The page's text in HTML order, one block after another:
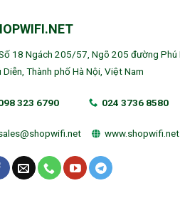
18 Ngách 205/57, Ngõ 205 đường Phú
Diễn, Thành phố Hà Nội, Việt Nam
323 6790 024 3736 8580
www.shopwifi.net